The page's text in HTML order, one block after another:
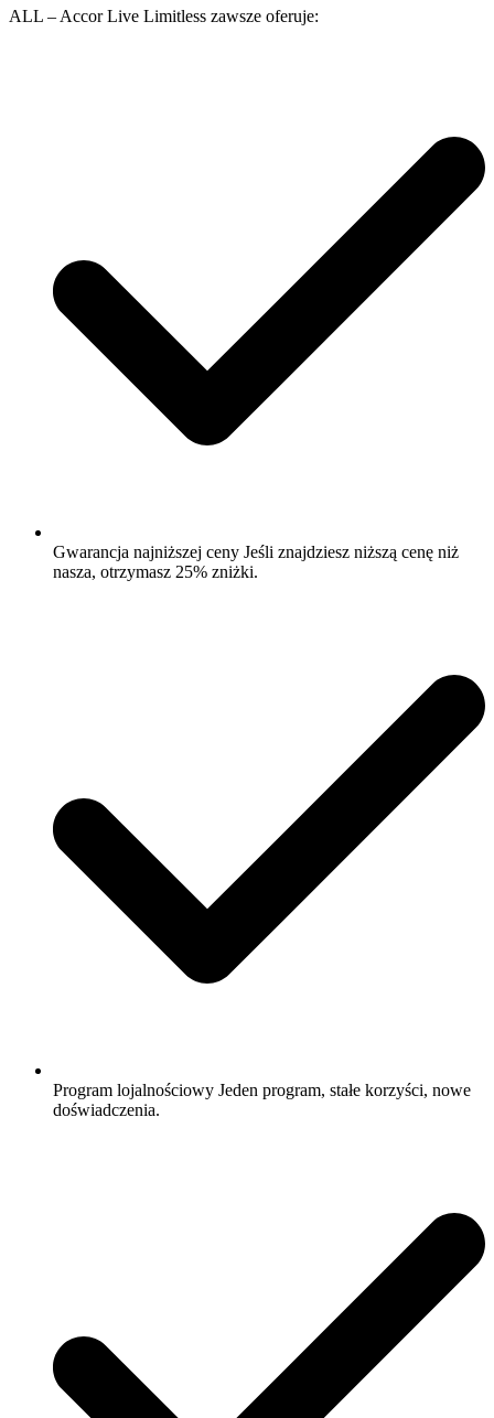
ALL – Accor Live Limitless zawsze oferuje:
Gwarancja najniższej ceny Jeśli znajdziesz niższą cenę niż
nasza, otrzymasz 25% zniżki.
Program lojalnościowy Jeden program, stałe korzyści, nowe
doświadczenia.